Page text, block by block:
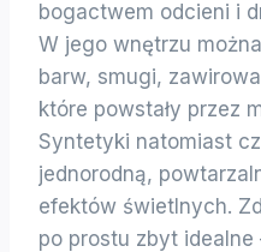
bogactwem odcieni i
W jego wnętrzu
barw, smugi,
które powstały przez
Syntetyki natomiast
jednorodną,
efektów świetlnych.
po prostu zbyt idealne